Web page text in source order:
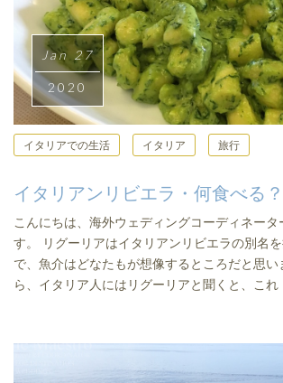
Jan 27
2020
イタリアでの生活 イタリア 旅行
イタリアンリビエラ・何食べる
こんにちは、海外ウェディングコーディネータ
す。 リグーリアはイタリアンリビエラの別名
で、魚介はどなたもが想像するところだと思
ら、イタリア人にはリグーリアと聞くと、こ